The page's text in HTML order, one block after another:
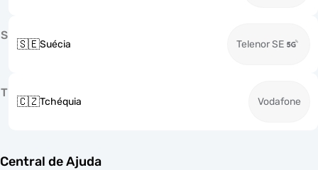
S
🇸🇪Suécia Telenor SE
T
🇨🇿Tchéquia Vodafone
Central de Ajuda